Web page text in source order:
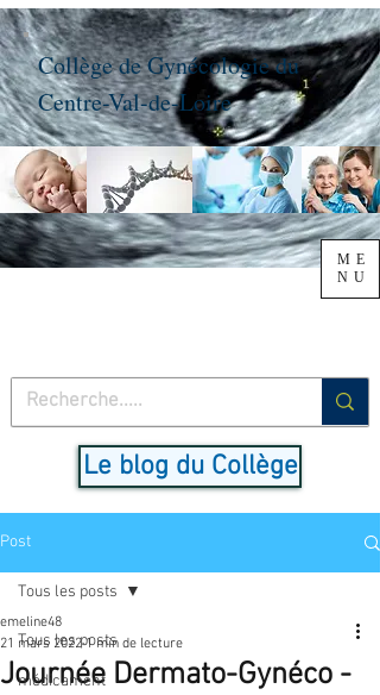
Le blog du Collège
ME
NU
Collège de Gynécologie du
Centre-Val-de-Loire
Post
Tous les posts
médicament
Tous les posts
Journée Dermato-Gynéco -
emeline48
21 mars 2022 1 min de lecture